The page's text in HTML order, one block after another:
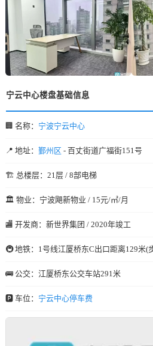
宁云中心楼盘基础信息
🏢 名称： 宁波宁云中心
📍 地址： 鄞州区 - 百丈街道广福街151号
🏗️ 总楼层：21层 / 8部电梯
🏛️ 物业：宁波飓新物业 / 15元/㎡/月
🏬 开发商：新世界集团 / 2020年竣工
🚇 地铁：1号线江厦桥东C出口距离129米(
🚌 公交：江厦桥东公交车站291米
🅿️ 车位： 宁云中心停车费